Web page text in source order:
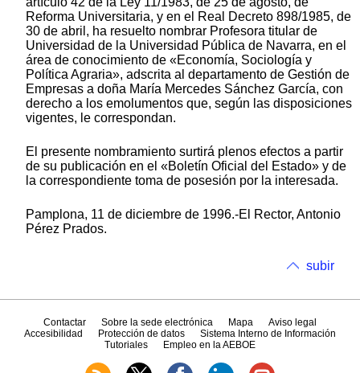
Reforma Universitaria, y en el Real Decreto 898/1985, de
30 de abril, ha resuelto nombrar Profesora titular de
Universidad de la Universidad Pública de Navarra, en el
área de conocimiento de «Economía, Sociología y
Política Agraria», adscrita al departamento de Gestión de
Empresas a doña María Mercedes Sánchez García, con
derecho a los emolumentos que, según las disposiciones
vigentes, le correspondan.
El presente nombramiento surtirá plenos efectos a partir
de su publicación en el «Boletín Oficial del Estado» y de
la correspondiente toma de posesión por la interesada.
Pamplona, 11 de diciembre de 1996.-El Rector, Antonio
Pérez Prados.
subir
Contactar Sobre la sede electrónica Mapa
Aviso legal
Accesibilidad
Protección de datos
Sistema Interno de Información
Tutoriales
Empleo en la AEBOE